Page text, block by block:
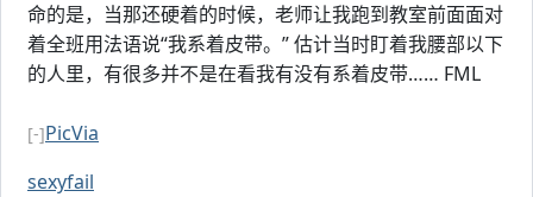
命的是，当那还硬着的时候，老师让我跑到教室前面面对
着全班用法语说“我系着皮带。” 估计当时盯着我腰部以下
的人里，有很多并不是在看我有没有系着皮带…… FML
[-]PicVia
sexyfail